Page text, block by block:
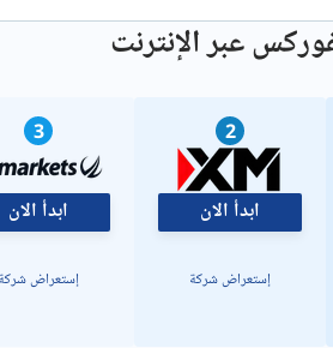
عماني
ليبي
عبر الإنترنت
2
ابدأ الان
إستعراض شركة
3
ابدأ الان
إستعراض